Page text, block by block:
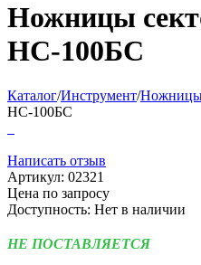
Ножницы
НС-100БC
Каталог/Инструмент/
НС-100БC
Написать отзыв
Артикул: 02321
Цена по запросу
Доступность: Нет в наличии
НЕ ПОСТАВЛЯЕТСЯ